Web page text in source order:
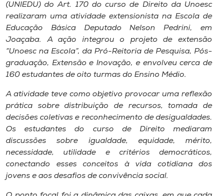
Rádio
Museu
Unoesc
Store
Selecione
o idioma
(UNIEDU) do Art. 170 do curso de Direito da Unoesc
realizaram uma atividade extensionista na Escola de
Educação Básica Deputado Nelson Pedrini, em
Joaçaba. A ação integrou o projeto de extensão
“Unoesc na Escola”, da Pró-Reitoria de Pesquisa, Pós-
graduação, Extensão e Inovação, e envolveu cerca de
160 estudantes de oito turmas do Ensino Médio.
A atividade teve como objetivo provocar uma reflexão
prática sobre distribuição de recursos, tomada de
decisões coletivas e reconhecimento de desigualdades.
Os estudantes do curso de Direito mediaram
discussões sobre igualdade, equidade, mérito,
necessidade, utilidade e critérios democráticos,
conectando esses conceitos à vida cotidiana dos
jovens e aos desafios de convivência social.